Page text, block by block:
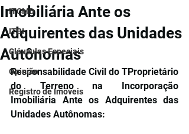
ITCMD
ITBI
Cláusulas Especiais
Opinião
Registro de Imóveis
Imobiliária Ante os
Adquirentes das Unidades
Autônomas
Responsabilidade Civil do TProprietário
do Terreno na Incorporação
Imobiliária Ante os Adquirentes das
Unidades Autônomas: